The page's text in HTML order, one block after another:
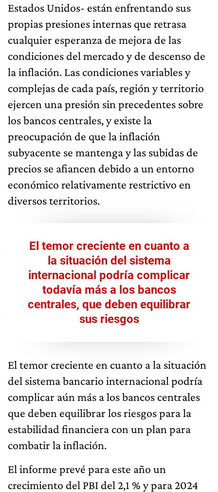
Estados Unidos- están enfrentando sus
propias presiones internas que retrasa
cualquier esperanza de mejora de las
condiciones del mercado y de descenso de
la inflación. Las condiciones variables y
complejas de cada país, región y territorio
ejercen una presión sin precedentes sobre
los bancos centrales, y existe la
preocupación de que la inflación
subyacente se mantenga y las subidas de
precios se afiancen debido a un entorno
económico relativamente restrictivo en
diversos territorios.
El temor creciente en cuanto a
la situación del sistema
internacional podría complicar
todavía más a los bancos
centrales, que deben equilibrar
sus riesgos
El temor creciente en cuanto a la situación
del sistema bancario internacional podría
complicar aún más a los bancos centrales
que deben equilibrar los riesgos para la
estabilidad financiera con un plan para
combatir la inflación.
El informe prevé para este año un
crecimiento del PBI del 2,1 % y para 2024